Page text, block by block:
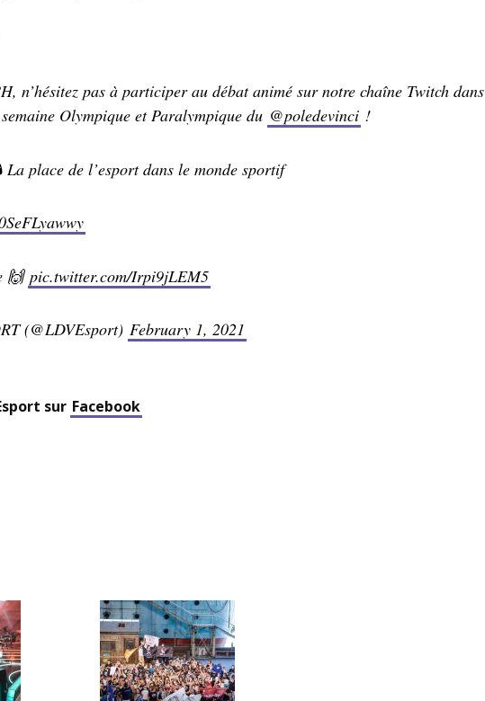
n’hésitez pas à participer au débat animé sur notre chaîne Twitch dans
Olympique et Paralympique du @poledevinci !
place de l’esport dans le monde sportif
🙌 pic.twitter.com/Irpi9jLEM5
(@LDVEsport) February 1, 2021
sur Facebook